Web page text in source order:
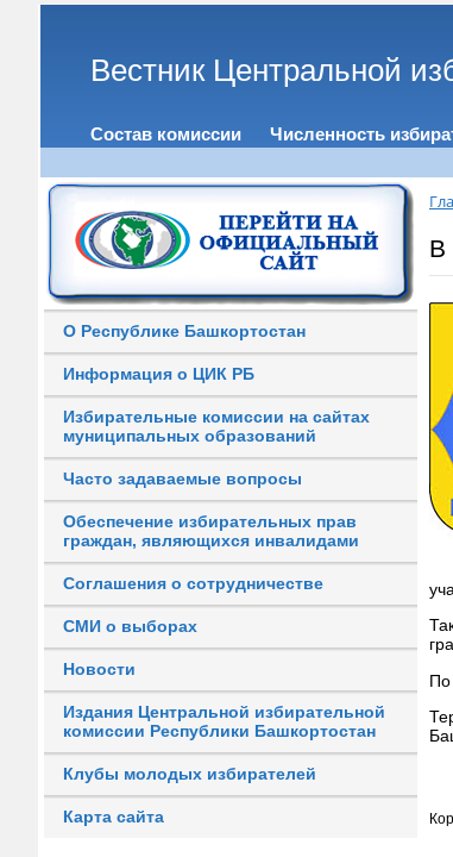
Вестник Центральной
Состав комиссии Численность
О Республике Башкортостан
Информация о ЦИК РБ
Избирательные комиссии на сайтах
муниципальных образований
Часто задаваемые вопросы
Обеспечение избирательных прав
граждан, являющихся инвалидами
Соглашения о сотрудничестве
СМИ о выборах
Новости
Издания Центральной избирательной
комиссии Республики Башкортостан
Клубы молодых избирателей
Карта сайта
В
По